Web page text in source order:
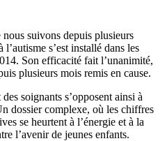
suivons depuis plusieurs
s’est installé dans les
Son efficacité fait l’unanimité,
plusieurs mois remis en cause.
soignants s’opposent ainsi à
dossier complexe, où les chiffres
se heurtent à l’énergie et à la
l’avenir de jeunes enfants.